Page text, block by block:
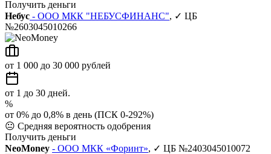
Получить деньги
Небус - ООО МКК "НЕБУСФИНАНС", ✓ ЦБ
№2603045010266
от 1 000 до 30 000 рублей
от 1 до 30 дней.
%
от 0% до 0,8% в день (ПСК 0-292%)
😐 Средняя вероятность одобрения
Получить деньги
NeoMoney - ООО МКК «Форинт», ✓ ЦБ №2403045010072